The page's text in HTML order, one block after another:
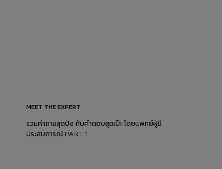
MEET THE EXPERT
รวมคำถามสุดปัง กับคำตอบสุดเป๊ะ โดยแพทย์ผู้มี
ประสบการณ์ PART 1